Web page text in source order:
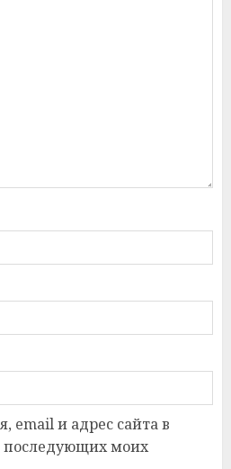
email и адрес сайта в
последующих моих